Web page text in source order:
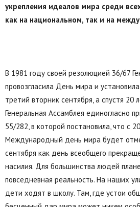
укрепления идеалов мира среди
как на национальном, так и на
В 1981 году своей резолюцией 36/67
провозгласила День мира и
третий вторник сентября, а спустя 20
Генеральная Ассамблея единогласно
55/282, в которой постановила, что с
Международный день мира будет
сентября как день всеобщего
насилия. Для большинства людей
повседневная реальность. На наших
дети ходят в школу. Там, где устои